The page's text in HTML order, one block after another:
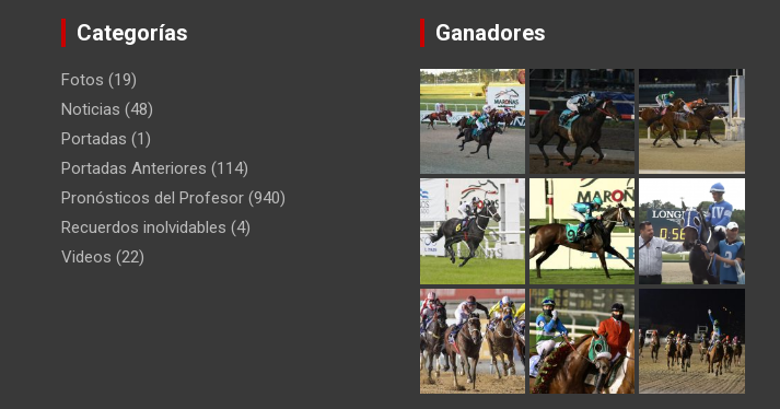
Categorías
Fotos (19)
Noticias (48)
Portadas (1)
Portadas Anteriores (114)
Pronósticos del Profesor (940)
Recuerdos inolvidables (4)
Videos (22)
Ganadores